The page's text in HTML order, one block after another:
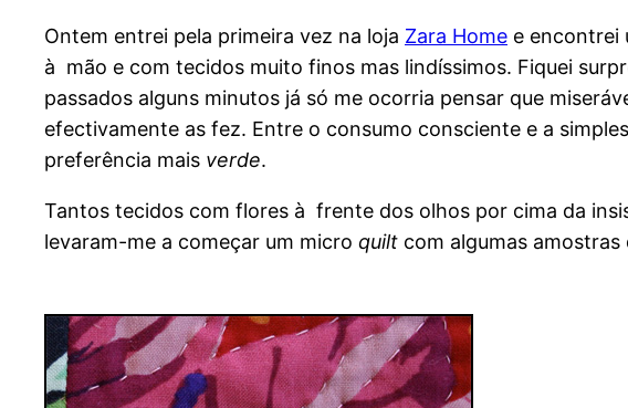
Ontem entrei pela primeira vez na loja Zara Home e encontrei
à mão e com tecidos muito finos mas lindíssimos. Fiquei
passados alguns minutos já só me ocorria pensar que
efectivamente as fez. Entre o consumo consciente e a
preferência mais verde.
Tantos tecidos com flores à frente dos olhos por cima da
levaram-me a começar um micro quilt com algumas amostras